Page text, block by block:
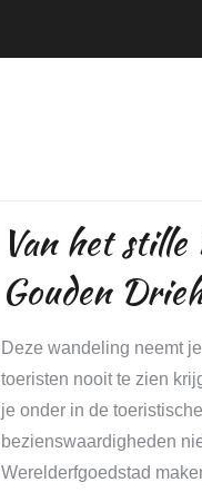
Van het
Gouden
Deze wandeling neemt
toeristen nooit te zien
je onder in de
bezienswaardigheden
Werelderfgoedstad